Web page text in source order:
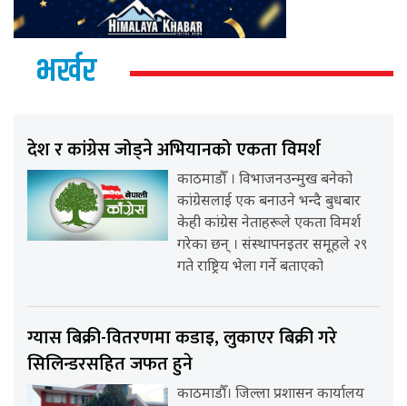
भर्खर
देश र कांग्रेस जोड्ने अभियानको एकता विमर्श
काठमाडौँ । विभाजनउन्मुख बनेको
कांग्रेसलाई एक बनाउने भन्दै बुधबार
केही कांग्रेस नेताहरूले एकता विमर्श
गरेका छन् । संस्थापनइतर समूहले २९
गते राष्ट्रिय भेला गर्ने बताएको
ग्यास बिक्री-वितरणमा कडाइ, लुकाएर बिक्री गरे
सिलिन्डरसहित जफत हुने
काठमाडौँ। जिल्ला प्रशासन कार्यालय